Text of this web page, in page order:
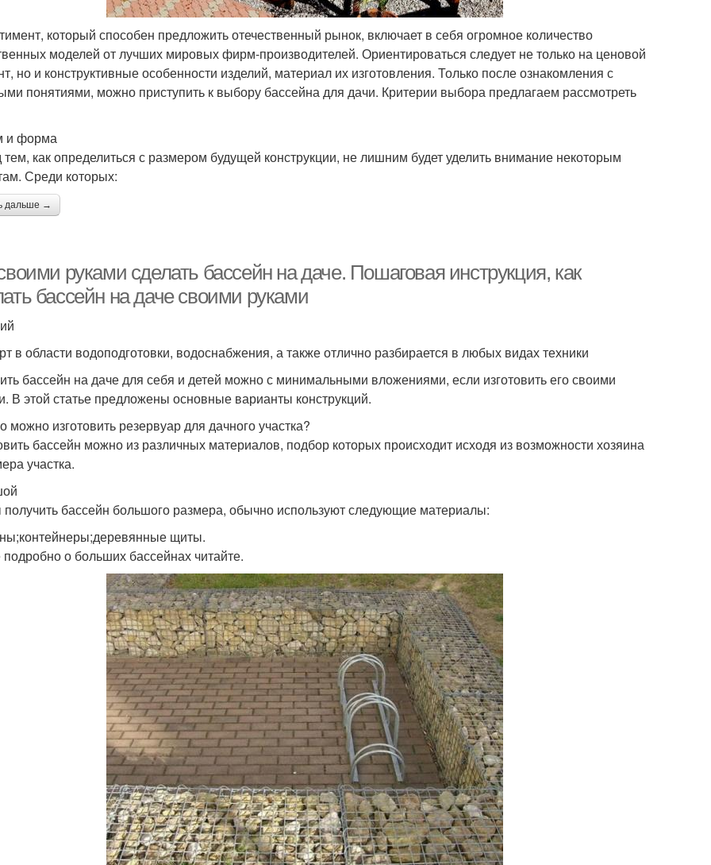
который способен предложить отечественный рынок, включает в себя огромное количество
моделей от лучших мировых фирм-производителей. Ориентироваться следует не только на ценовой
но и конструктивные особенности изделий, материал их изготовления. Только после ознакомления с
понятиями, можно приступить к выбору бассейна для дачи. Критерии выбора предлагаем рассмотреть
и форма
как определиться с размером будущей конструкции, не лишним будет уделить внимание некоторым
Среди которых:
дальше →
руками сделать бассейн на даче. Пошаговая инструкция, как
бассейн на даче своими руками
в области водоподготовки, водоснабжения, а также отлично разбирается в любых видах техники
бассейн на даче для себя и детей можно с минимальными вложениями, если изготовить его своими
В этой статье предложены основные варианты конструкций.
можно изготовить резервуар для дачного участка?
бассейн можно из различных материалов, подбор которых происходит исходя из возможности хозяина
участка.
бассейн большого размера, обычно используют следующие материалы:
щиты.
о больших бассейнах читайте.